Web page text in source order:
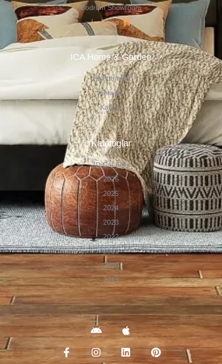
Bodrum Showroom
İca Shop
ICA Home & Garden
Hakkımızda
İletişim
Kariyer
Kataloglar
3D Cat Files
2026
2025
2024
2023
2022
2021
2020
2019